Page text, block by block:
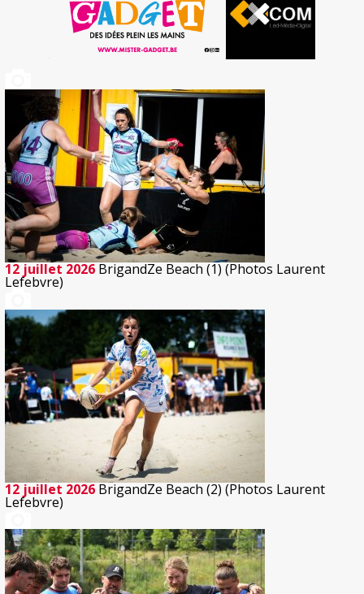
12 juillet 2026 BrigandZe Beach (1) (Photos Laurent
Lefebvre)
12 juillet 2026 BrigandZe Beach (2) (Photos Laurent
Lefebvre)